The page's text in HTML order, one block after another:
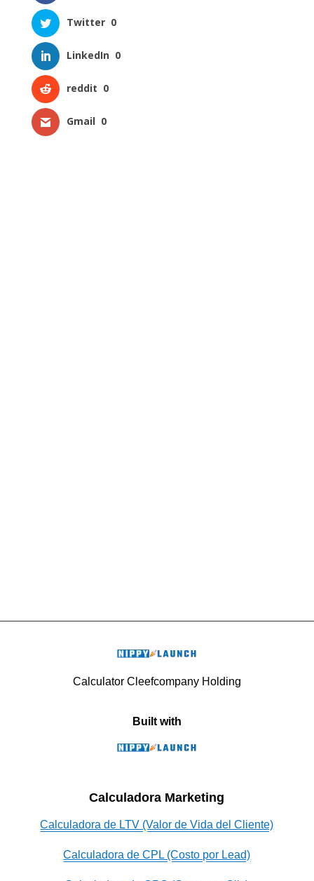
Twitter 0
LinkedIn 0
reddit 0
Gmail 0
Calculator Cleefcompany Holding
Built with
Calculadora Marketing
Calculadora de LTV (Valor de Vida del Cliente)
Calculadora de CPL (Costo por Lead)